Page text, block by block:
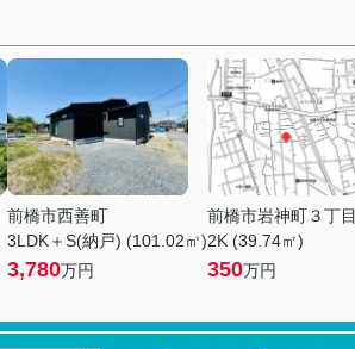
前橋市西善町
3LDK＋S(納戸) (101.02㎡)
3,780万円
前橋市岩神町３丁目
2K (39.74㎡)
350万円